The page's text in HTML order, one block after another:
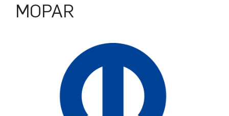
MOPAR